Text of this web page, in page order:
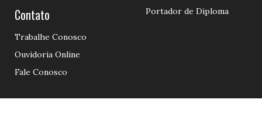
Contato
Trabalhe Conosco
Ouvidoria Online
Fale Conosco
Portador de Diploma